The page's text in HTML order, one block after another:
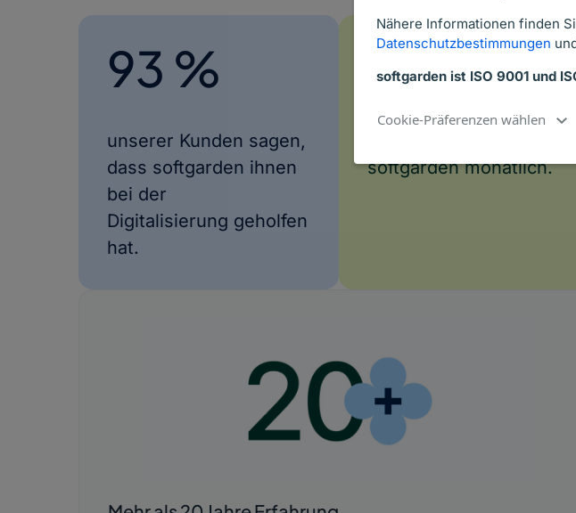
Nähere Informationen finden
Datenschutzbestimmungen
softgarden ist ISO 9001 und
Cookie-Präferenzen wählen
93 %
unserer Kunden sagen,
dass softgarden ihnen
bei der
Digitalisierung geholfen
hat.
100 k
softgarden monatlich.